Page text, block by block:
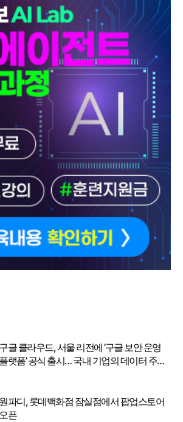
구글 클라우드, 서울 리전에 ‘구글 보안 운영
플랫폼’ 공식 출시… 국내 기업의 데이터 주권
원파디, 롯데백화점 잠실점에서 팝업스토어
오픈